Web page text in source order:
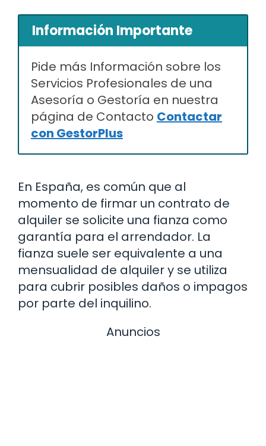
Información Importante
Pide más Información sobre los
Servicios Profesionales de una
Asesoría o Gestoría en nuestra
página de Contacto Contactar
con GestorPlus
En España, es común que al
momento de firmar un contrato de
alquiler se solicite una fianza como
garantía para el arrendador. La
fianza suele ser equivalente a una
mensualidad de alquiler y se utiliza
para cubrir posibles daños o impagos
por parte del inquilino.
Anuncios